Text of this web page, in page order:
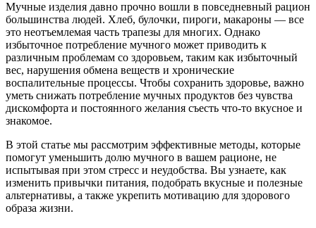
Мучные изделия давно прочно вошли в повседневный рацион
большинства людей. Хлеб, булочки, пироги, макароны — все
это неотъемлемая часть трапезы для многих. Однако
избыточное потребление мучного может приводить к
различным проблемам со здоровьем, таким как избыточный
вес, нарушения обмена веществ и хронические
воспалительные процессы. Чтобы сохранить здоровье, важно
уметь снижать потребление мучных продуктов без чувства
дискомфорта и постоянного желания съесть что-то вкусное и
знакомое.
В этой статье мы рассмотрим эффективные методы, которые
помогут уменьшить долю мучного в вашем рационе, не
испытывая при этом стресс и неудобства. Вы узнаете, как
изменить привычки питания, подобрать вкусные и полезные
альтернативы, а также укрепить мотивацию для здорового
образа жизни.